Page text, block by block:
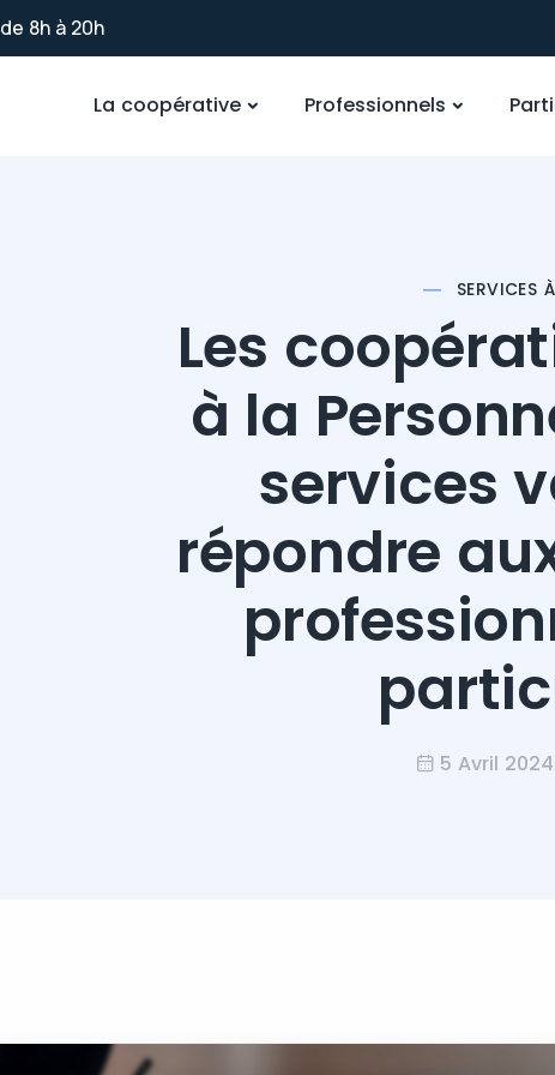
8h à 20h
La coopérative Professionnels
SERVICES
Les
à la
services
répondre
5 Avril 2024